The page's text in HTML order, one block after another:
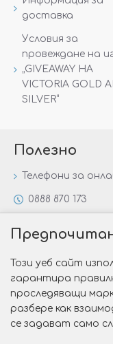
доставка
Условия за
провеждане на
„GIVEAWAY НА
VICTORIA GOLD
SILVER“
Полезно
Телефони за
0888 870 173
Специални
Защо да
Как да изберем
Този уеб сайт
гарантира
проследяващи
разбере как
се задават само